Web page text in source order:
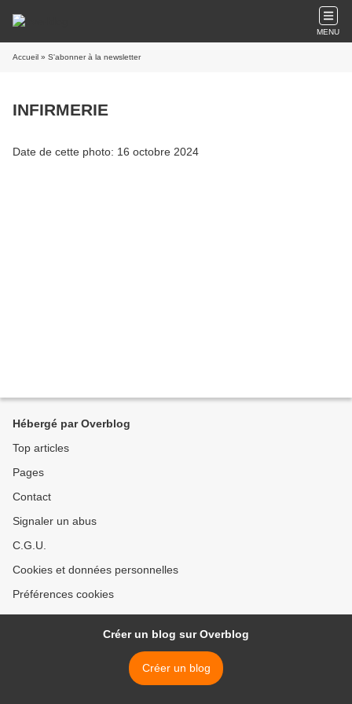
MENU
Accueil » S'abonner à la newsletter
INFIRMERIE
Date de cette photo: 16 octobre 2024
Hébergé par Overblog
Top articles
Pages
Contact
Signaler un abus
C.G.U.
Cookies et données personnelles
Préférences cookies
Créer un blog sur Overblog
Créer un blog